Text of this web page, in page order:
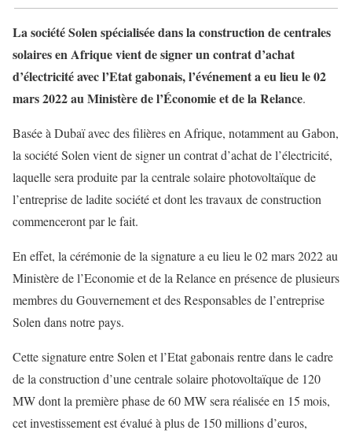
La société Solen spécialisée dans la construction de centrales
solaires en Afrique vient de signer un contrat d’achat
d’électricité avec l’Etat gabonais, l’événement a eu lieu le 02
mars 2022 au Ministère de l’Économie et de la Relance.
Basée à Dubaï avec des filières en Afrique, notamment au Gabon,
la société Solen vient de signer un contrat d’achat de l’électricité,
laquelle sera produite par la centrale solaire photovoltaïque de
l’entreprise de ladite société et dont les travaux de construction
commenceront par le fait.
En effet, la cérémonie de la signature a eu lieu le 02 mars 2022 au
Ministère de l’Economie et de la Relance en présence de plusieurs
membres du Gouvernement et des Responsables de l’entreprise
Solen dans notre pays.
Cette signature entre Solen et l’Etat gabonais rentre dans le cadre
de la construction d’une centrale solaire photovoltaïque de 120
MW dont la première phase de 60 MW sera réalisée en 15 mois,
cet investissement est évalué à plus de 150 millions d’euros,